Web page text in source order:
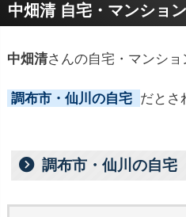
中畑清 自宅・マンショ
中畑清さんの自宅・マンショ
調布市・仙川の自宅 だとさ
調布市・仙川の自宅